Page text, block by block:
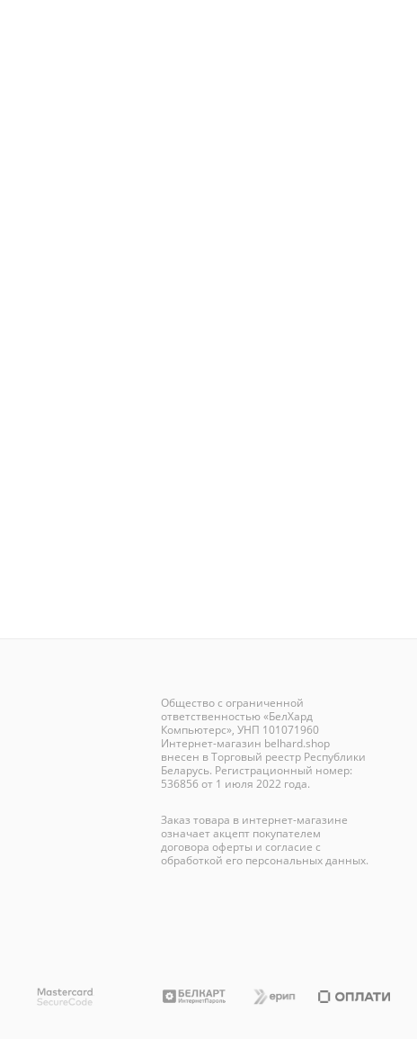
Общество с ограниченной
ответственностью «БелХард
Компьютерс», УНП 101071960
Интернет-магазин belhard.shop
внесен в Торговый реестр Республики
Беларусь. Регистрационный номер:
536856 от 1 июля 2022 года.
Заказ товара в интернет-магазине
означает акцепт покупателем
договора оферты и согласие с
обработкой его персональных данных.